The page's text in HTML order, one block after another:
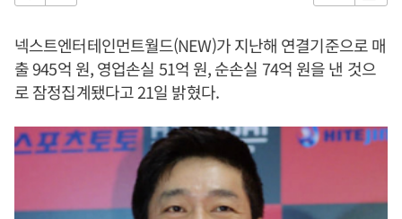
넥스트엔터테인먼트월드(NEW)가 지난해 연결기준으로 매
출 945억 원, 영업손실 51억 원, 순손실 74억 원을 낸 것으
로 잠정집계됐다고 21일 밝혔다.